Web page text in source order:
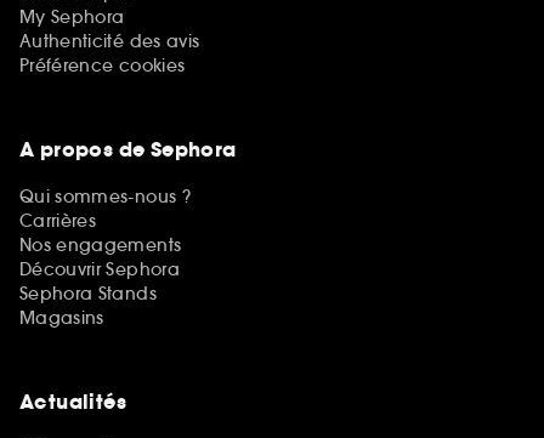
My Sephora
Authenticité des avis
Préférence cookies
A propos de Sephora
Qui sommes-nous ?
Carrières
Nos engagements
Découvrir Sephora
Sephora Stands
Magasins
Actualités